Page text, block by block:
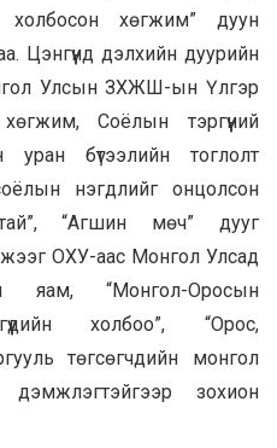
холбосон хөгжим” дуун
Цэнгүүнд дэлхийн дуурийн
Улсын ЗХЖШ-ын Үлгэр
Соёлын тэргүүний
уран бүтээлийн тоглолт
нэгдлийг онцолсон
“Агшин мөч” дууг
ОХУ-аас Монгол Улсад
яам, “Монгол-Оросын
холбоо”, “Орос,
төгсөгчдийн монгол
дэмжлэгтэйгээр зохион